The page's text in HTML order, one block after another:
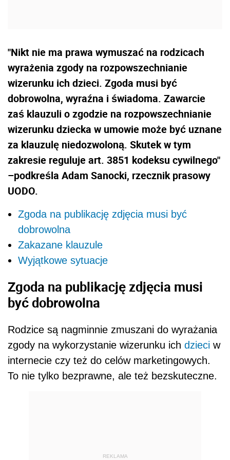
"Nikt nie ma prawa wymuszać na rodzicach
wyrażenia zgody na rozpowszechnianie
wizerunku ich dzieci. Zgoda musi być
dobrowolna, wyraźna i świadoma. Zawarcie
zaś klauzuli o zgodzie na rozpowszechnianie
wizerunku dziecka w umowie może być uznane
za klauzulę niedozwoloną. Skutek w tym
zakresie reguluje art. 3851 kodeksu cywilnego"
–podkreśla Adam Sanocki, rzecznik prasowy
UODO.
Zgoda na publikację zdjęcia musi być
dobrowolna
Zakazane klauzule
Wyjątkowe sytuacje
Zgoda na publikację zdjęcia musi
być dobrowolna
Rodzice są nagminnie zmuszani do wyrażania
zgody na wykorzystanie wizerunku ich dzieci w
internecie czy też do celów marketingowych.
To nie tylko bezprawne, ale też bezskuteczne.
REKLAMA